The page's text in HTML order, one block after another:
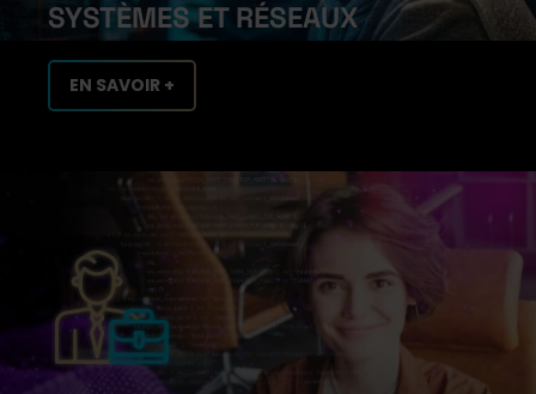
SYSTÈMES ET RÉSEAUX
EN SAVOIR +